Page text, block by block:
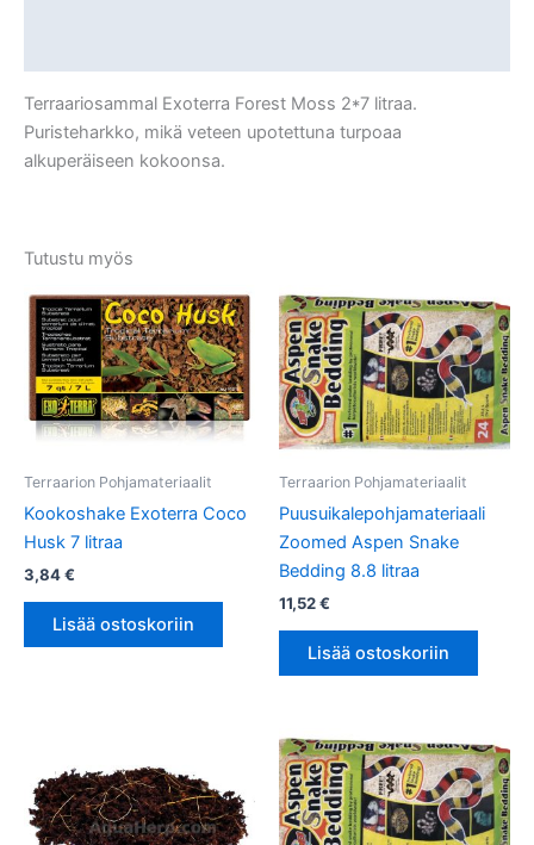
Terraariosammal Exoterra Forest Moss 2*7 litraa.
Puristeharkko, mikä veteen upotettuna turpoaa
alkuperäiseen kokoonsa.
Tutustu myös
Terraarion Pohjamateriaalit
Kookoshake Exoterra Coco
Husk 7 litraa
3,84€
Lisää ostoskoriin
Terraarion Pohjamateriaalit
Puusuikalepohjamateriaali
Zoomed Aspen Snake
Bedding 8.8 litraa
11,52€
Lisää ostoskoriin